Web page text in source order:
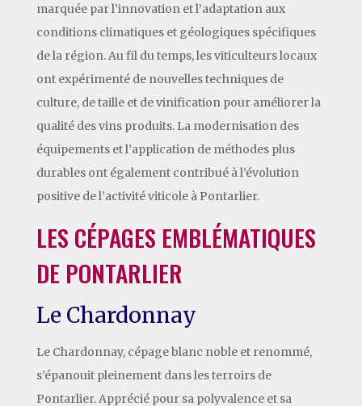
marquée par l’innovation et l’adaptation aux
conditions climatiques et géologiques spécifiques
de la région. Au fil du temps, les viticulteurs locaux
ont expérimenté de nouvelles techniques de
culture, de taille et de vinification pour améliorer la
qualité des vins produits. La modernisation des
équipements et l’application de méthodes plus
durables ont également contribué à l’évolution
positive de l’activité viticole à Pontarlier.
LES CÉPAGES EMBLÉMATIQUES
DE PONTARLIER
Le Chardonnay
Le Chardonnay, cépage blanc noble et renommé,
s’épanouit pleinement dans les terroirs de
Pontarlier. Apprécié pour sa polyvalence et sa